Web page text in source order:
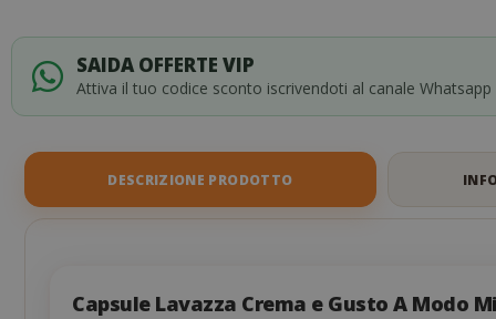
SAIDA OFFERTE VIP
Attiva il tuo codice sconto iscrivendoti al canale Whatsapp
DESCRIZIONE PRODOTTO
Capsule Lavazza Crema e Gusto A Modo